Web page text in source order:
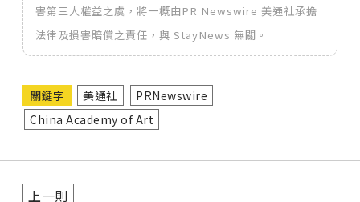
害第三人權益之虞，將一概由PR Newswire 美通社承擔
法律及損害賠償之責任，與 StayNews 無關。
關鍵字 美通社
PRNewswire
China Academy of Art
上一則